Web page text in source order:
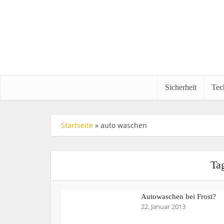
Sicherheit
Startseite » auto waschen
Autowaschen bei Frost?
22. Januar 2013